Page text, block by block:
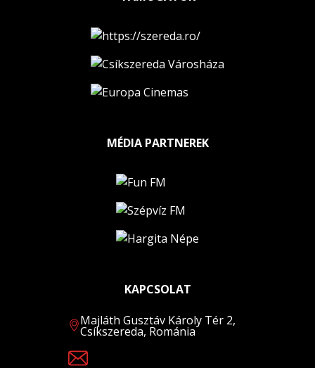
MÉDIA PARTNEREK
KAPCSOLAT
Majláth Gusztáv Károly Tér 2,
Csíkszereda, Románia